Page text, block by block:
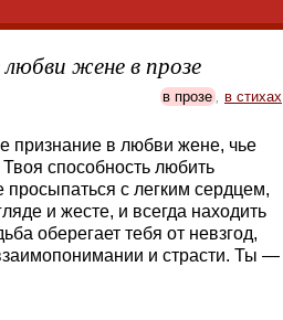
жене в прозе
в прозе , в стихах
признание в любви жене, чье
способность любить
с легким сердцем,
и жесте, и всегда находить
оберегает тебя от невзгод,
и страсти. Ты —